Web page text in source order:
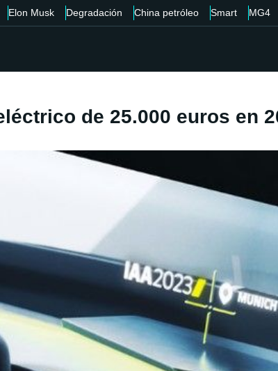
Elon Musk Degradación China petróleo Smart MG4
de 25.000 euros en